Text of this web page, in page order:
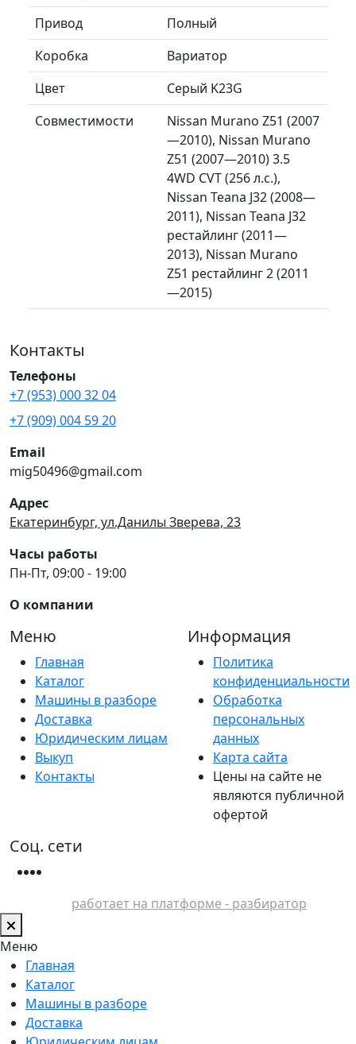
Привод
Полный
Коробка
Вариатор
Цвет
Серый K23G
Совместимости
Nissan Murano Z51 (2007
—2010), Nissan Murano
Z51 (2007—2010) 3.5
4WD CVT (256 л.с.),
Nissan Teana J32 (2008—
2011), Nissan Teana J32
рестайлинг (2011—
2013), Nissan Murano
Z51 рестайлинг 2 (2011
—2015)
Контакты
Телефоны
+7 (953) 000 32 04
+7 (909) 004 59 20
Email
mig50496@gmail.com
Адрес
Екатеринбург, ул.Данилы Зверева, 23
Часы работы
Пн-Пт, 09:00 - 19:00
О компании
Меню
Главная
Каталог
Машины в разборе
Доставка
Юридическим лицам
Выкуп
Контакты
Информация
Политика
конфиденциальности
Обработка
персональных
данных
Карта сайта
Цены на сайте не
являются публичной
офертой
Соц. сети
работает на платформе - разбиратор
Меню
Главная
Каталог
Машины в разборе
Доставка